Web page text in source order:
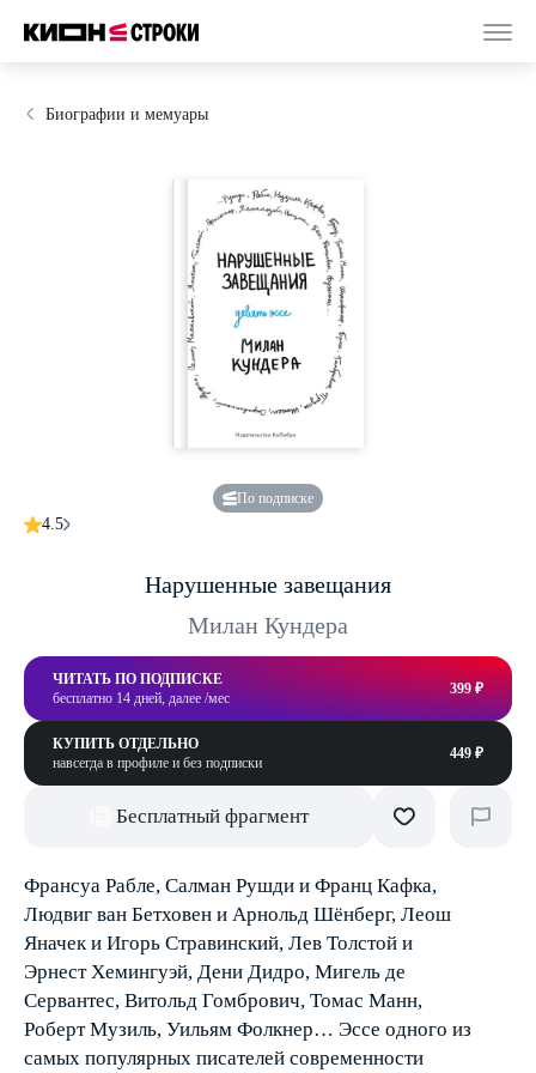
Биографии и мемуары
По подписке
4.5
Нарушенные завещания
Милан Кундера
ЧИТАТЬ ПО ПОДПИСКЕ
бесплатно 14 дней, далее /мес
399 ₽
КУПИТЬ ОТДЕЛЬНО
навсегда в профиле и без подписки
449 ₽
Бесплатный фрагмент
Франсуа Рабле, Салман Рушди и Франц Кафка,
Людвиг ван Бетховен и Арнольд Шёнберг, Леош
Яначек и Игорь Стравинский, Лев Толстой и
Эрнест Хемингуэй, Дени Дидро, Мигель де
Сервантес, Витольд Гомбрович, Томас Манн,
Роберт Музиль, Уильям Фолкнер… Эссе одного из
самых популярных писателей современности